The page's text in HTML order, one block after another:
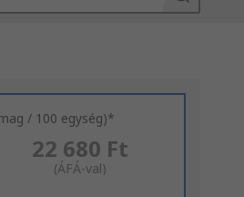
/ 100 egység)*
22 680 Ft
(ÁFÁ-val)